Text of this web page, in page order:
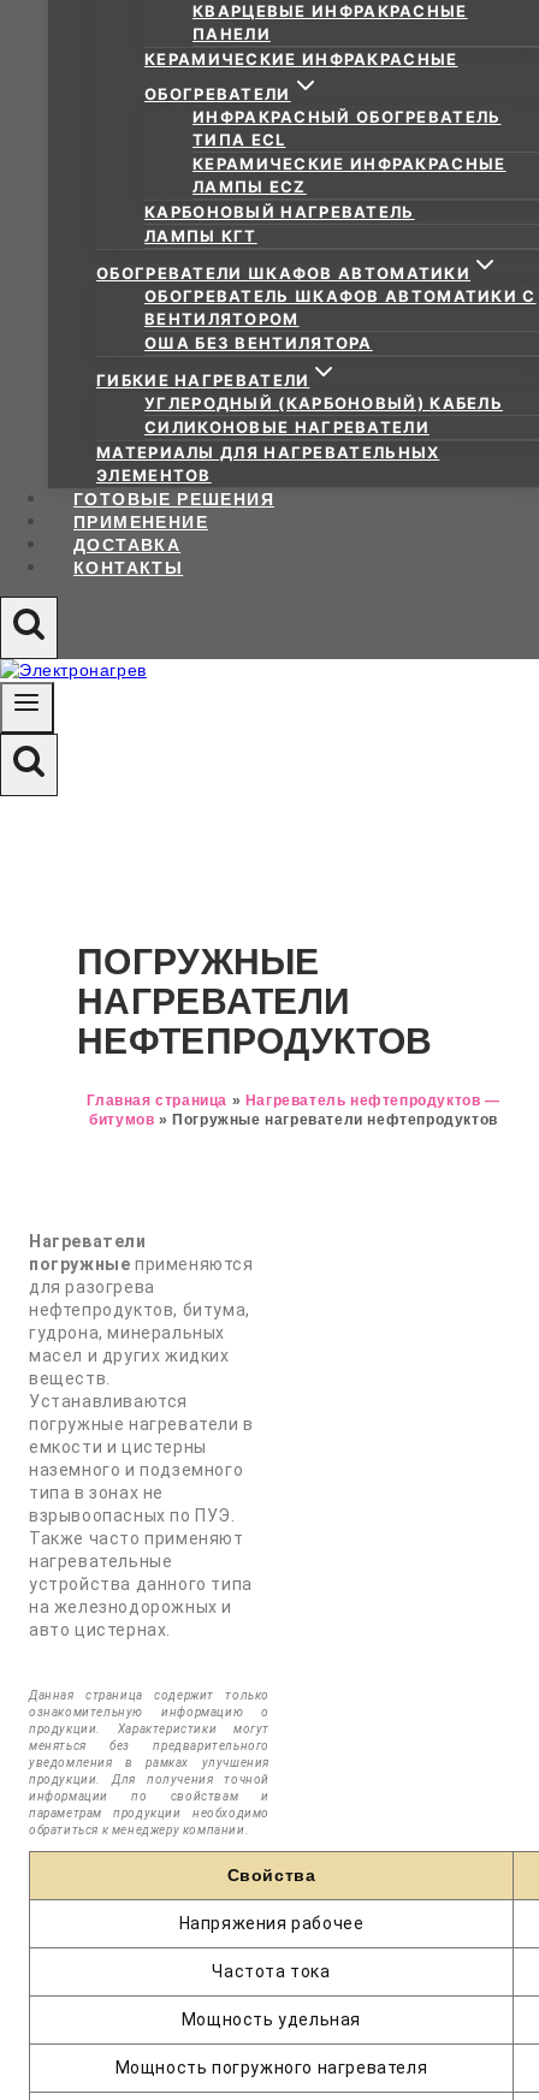
КВАРЦЕВЫЕ ИНФРАКРАСНЫЕ
ПАНЕЛИ
КЕРАМИЧЕСКИЕ ИНФРАКРАСНЫЕ
ОБОГРЕВАТЕЛИ
ИНФРАКРАСНЫЙ ОБОГРЕВАТЕЛЬ
ТИПА ECL
КЕРАМИЧЕСКИЕ ИНФРАКРАСНЫЕ
ЛАМПЫ ECZ
КАРБОНОВЫЙ НАГРЕВАТЕЛЬ
ЛАМПЫ КГТ
ОБОГРЕВАТЕЛИ ШКАФОВ АВТОМАТИКИ
ОБОГРЕВАТЕЛЬ ШКАФОВ АВТОМАТИКИ С
ВЕНТИЛЯТОРОМ
ОША БЕЗ ВЕНТИЛЯТОРА
ГИБКИЕ НАГРЕВАТЕЛИ
УГЛЕРОДНЫЙ (КАРБОНОВЫЙ) КАБЕЛЬ
СИЛИКОНОВЫЕ НАГРЕВАТЕЛИ
МАТЕРИАЛЫ ДЛЯ НАГРЕВАТЕЛЬНЫХ
ЭЛЕМЕНТОВ
ГОТОВЫЕ РЕШЕНИЯ
ПРИМЕНЕНИЕ
ДОСТАВКА
КОНТАКТЫ
ПОГРУЖНЫЕ
НАГРЕВАТЕЛИ
НЕФТЕПРОДУКТОВ
Главная страница » Нагреватель нефтепродуктов —
битумов » Погружные нагреватели нефтепродуктов
Нагреватели
погружные применяются
для разогрева
нефтепродуктов, битума,
гудрона, минеральных
масел и других жидких
веществ.
Устанавливаются
погружные нагреватели в
емкости и цистерны
наземного и подземного
типа в зонах не
взрывоопасных по ПУЭ.
Также часто применяют
нагревательные
устройства данного типа
на железнодорожных и
авто цистернах.
Данная страница содержит только
ознакомительную информацию о
продукции. Характеристики могут
меняться без предварительного
уведомления в рамках улучшения
продукции. Для получения точной
информации по свойствам и
параметрам продукции необходимо
обратиться к менеджеру компании.
Свойства
Напряжения рабочее
Частота тока
Мощность удельная
Мощность погружного нагревателя